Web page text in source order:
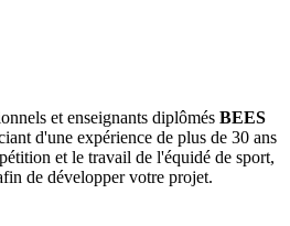
et enseignants diplômés BEES
d'une expérience de plus de 30 ans
et le travail de l'équidé de sport,
de développer votre projet.